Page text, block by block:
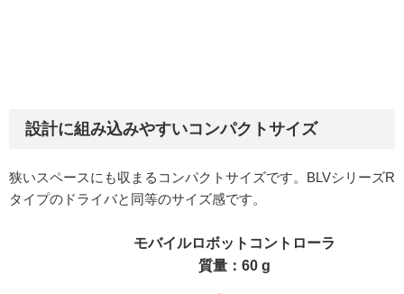
設計に組み込みやすいコンパクトサイズ
狭いスペースにも収まるコンパクトサイズです。BLVシリーズR
タイプのドライバと同等のサイズ感です。
モバイルロボットコントローラ
質量：60 g